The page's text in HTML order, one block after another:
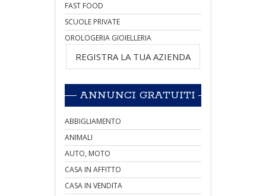
FAST FOOD
SCUOLE PRIVATE
OROLOGERIA GIOIELLERIA
REGISTRA LA TUA AZIENDA
ANNUNCI GRATUITI
ABBIGLIAMENTO
ANIMALI
AUTO, MOTO
CASA IN AFFITTO
CASA IN VENDITA